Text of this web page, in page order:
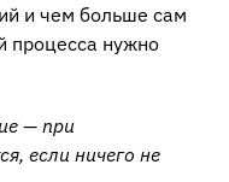
и чем больше сам
процесса нужно
— при
если ничего не